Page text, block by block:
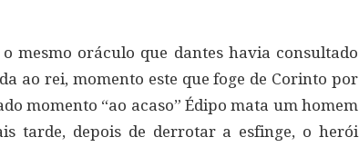
mesmo oráculo que dantes havia consultado
ao rei, momento este que foge de Corinto por
momento “ao acaso” Édipo mata um homem
tarde, depois de derrotar a esfinge, o herói